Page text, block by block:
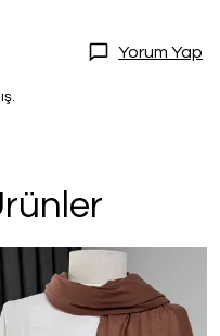
Yorum Yap